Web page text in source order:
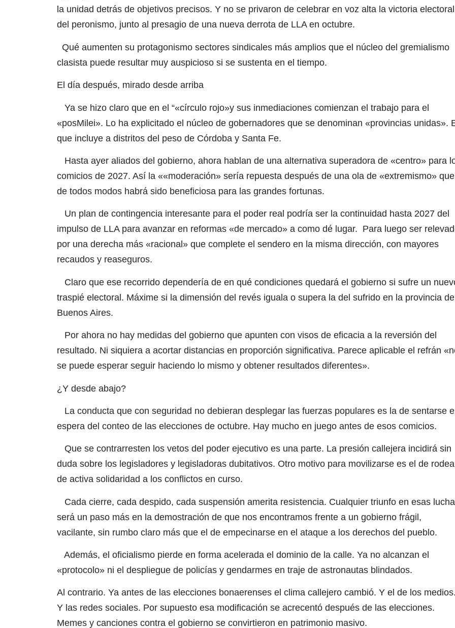
la unidad detrás de objetivos precisos. Y no se privaron de celebrar en voz alta la victoria electoral
del peronismo, junto al presagio de una nueva derrota de LLA en octubre.
Qué aumenten su protagonismo sectores sindicales más amplios que el núcleo del gremialismo
clasista puede resultar muy auspicioso si se sustenta en el tiempo.
El día después, mirado desde arriba
Ya se hizo claro que en el “«círculo rojo»y sus inmediaciones comienzan el trabajo para el
«posMilei». Lo ha explicitado el núcleo de gobernadores que se denominan «provincias unidas».
que incluye a distritos del peso de Córdoba y Santa Fe.
Hasta ayer aliados del gobierno, ahora hablan de una alternativa superadora de «centro» para
comicios de 2027. Así la ««moderación» sería repuesta después de una ola de «extremismo» que
de todos modos habrá sido beneficiosa para las grandes fortunas.
Un plan de contingencia interesante para el poder real podría ser la continuidad hasta 2027 del
impulso de LLA para avanzar en reformas «de mercado» a como dé lugar. Para luego ser
por una derecha más «racional» que complete el sendero en la misma dirección, con mayores
recaudos y reaseguros.
Claro que ese recorrido dependería de en qué condiciones quedará el gobierno si sufre un
traspié electoral. Máxime si la dimensión del revés iguala o supera la del sufrido en la provincia de
Buenos Aires.
Por ahora no hay medidas del gobierno que apunten con visos de eficacia a la reversión del
resultado. Ni siquiera a acortar distancias en proporción significativa. Parece aplicable el refrán
se puede esperar seguir haciendo lo mismo y obtener resultados diferentes».
¿Y desde abajo?
La conducta que con seguridad no debieran desplegar las fuerzas populares es la de sentarse
espera del conteo de las elecciones de octubre. Hay mucho en juego antes de esos comicios.
Que se contrarresten los vetos del poder ejecutivo es una parte. La presión callejera incidirá sin
duda sobre los legisladores y legisladoras dubitativos. Otro motivo para movilizarse es el de
de activa solidaridad a los conflictos en curso.
Cada cierre, cada despido, cada suspensión amerita resistencia. Cualquier triunfo en esas
será un paso más en la demostración de que nos encontramos frente a un gobierno frágil,
vacilante, sin rumbo claro más que el de empecinarse en el ataque a los derechos del pueblo.
Además, el oficialismo pierde en forma acelerada el dominio de la calle. Ya no alcanzan el
«protocolo» ni el despliegue de policías y gendarmes en traje de astronautas blindados.
Al contrario. Ya antes de las elecciones bonaerenses el clima callejero cambió. Y el de los
Y las redes sociales. Por supuesto esa modificación se acrecentó después de las elecciones.
Memes y canciones contra el gobierno se convirtieron en patrimonio masivo.